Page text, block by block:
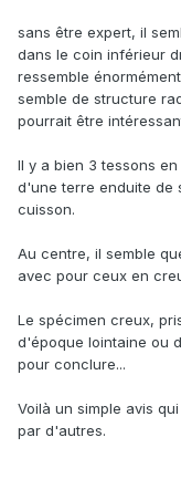
sans être expert, il
dans le coin inférieur
ressemble
semble de structure
pourrait être
Il y a bien 3 tessons
d'une terre enduite de
cuisson.
Au centre, il semble
avec pour ceux en
Le spécimen creux,
d'époque lointaine ou
pour conclure...
Voilà un simple avis
par d'autres.